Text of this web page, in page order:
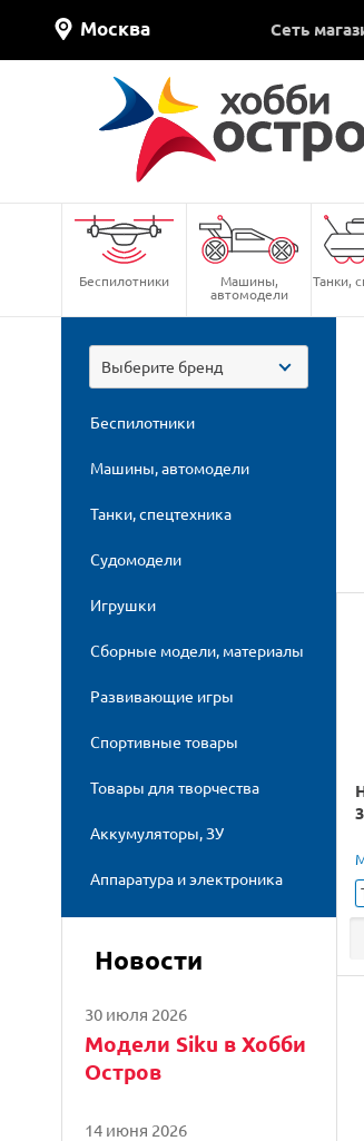
Москва Сеть
Беспилотники Машины,
автомодели
Танки,
Выберите бренд
Беспилотники
Машины, автомодели
Танки, спецтехника
Судомодели
Игрушки
Сборные модели, материалы
Развивающие игры
Спортивные товары
Товары для творчества
Аккумуляторы, ЗУ
Аппаратура и электроника
Новости
30 июля 2026
Модели Siku в Хобби
Остров
14 июня 2026